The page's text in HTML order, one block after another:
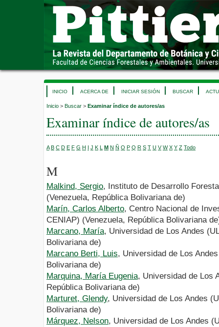
INICIO ACERCA DE INICIAR SESIÓN BUSCAR
Inicio > Buscar > Examinar índice de autores/as
Examinar índice de autores/as
A B C D E F G H I J K L M N Ñ O P Q R S T U V W X Y Z Todo
M
Malkind, Sergio, Instituto de Desarrollo
(Venezuela, República Bolivariana de)
Marín, Carlos Alberto, Centro Nacional de
CENIAP) (Venezuela, República Bolivariana
Marcano, María, Universidad de Los Andes
Bolivariana de)
Marcano Berti, Luis, Universidad de Los
Bolivariana de)
Marquina, María Eugenia, Universidad de Los
República Bolivariana de)
Marturet, Glendy, Universidad de Los Andes
Bolivariana de)
Márquez, Nelson, Universidad de Los Andes